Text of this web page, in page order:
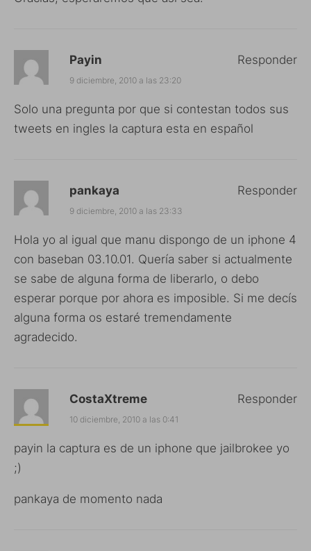
Payin
9 diciembre, 2010 a las 23:20
Solo una pregunta por que si contestan todos sus
tweets en ingles la captura esta en español
Responder
pankaya
9 diciembre, 2010 a las 23:33
Hola yo al igual que manu dispongo de un iphone 4
con baseban 03.10.01. Quería saber si actualmente
se sabe de alguna forma de liberarlo, o debo
esperar porque por ahora es imposible. Si me decís
alguna forma os estaré tremendamente
agradecido.
Responder
CostaXtreme
10 diciembre, 2010 a las 0:41
payin la captura es de un iphone que jailbrokee yo
;)
pankaya de momento nada
Responder